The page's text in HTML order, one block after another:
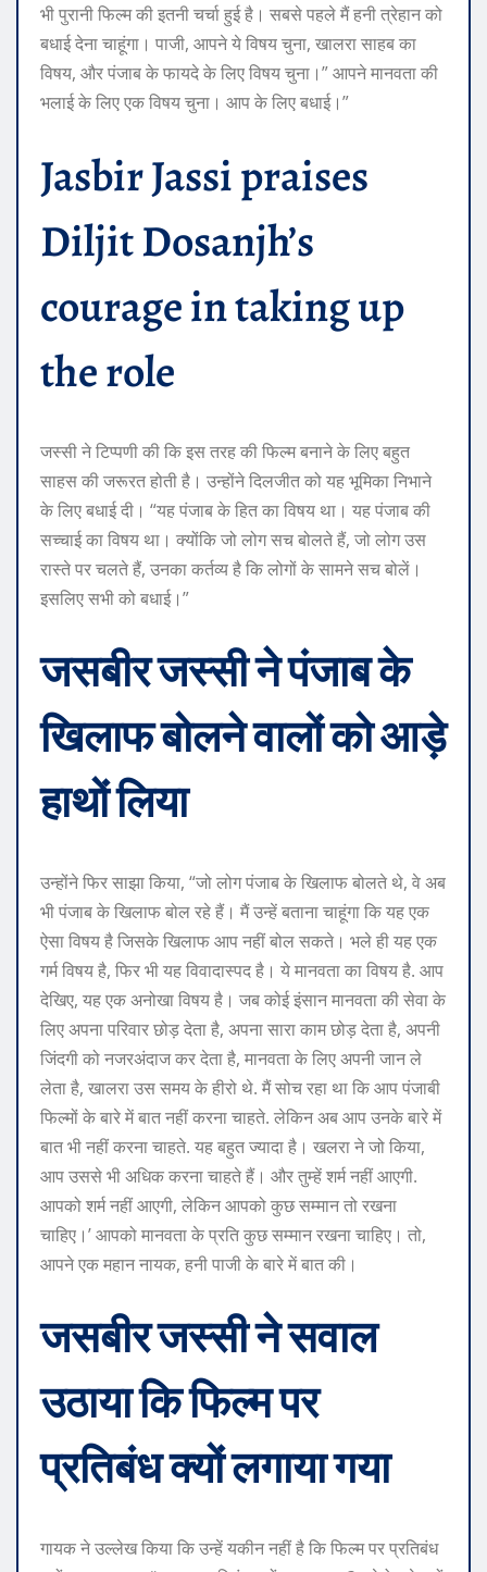
भी पुरानी फिल्म की इतनी चर्चा हुई है। सबसे पहले मैं हनी त्रेहान को
बधाई देना चाहूंगा। पाजी, आपने ये विषय चुना, खालरा साहब का
विषय, और पंजाब के फायदे के लिए विषय चुना।” आपने मानवता की
भलाई के लिए एक विषय चुना। आप के लिए बधाई।”
Jasbir Jassi praises
Diljit Dosanjh’s
courage in taking up
the role
जस्सी ने टिप्पणी की कि इस तरह की फिल्म बनाने के लिए बहुत
साहस की जरूरत होती है। उन्होंने दिलजीत को यह भूमिका निभाने
के लिए बधाई दी। “यह पंजाब के हित का विषय था। यह पंजाब की
सच्चाई का विषय था। क्योंकि जो लोग सच बोलते हैं, जो लोग उस
रास्ते पर चलते हैं, उनका कर्तव्य है कि लोगों के सामने सच बोलें।
इसलिए सभी को बधाई।”
जसबीर जस्सी ने पंजाब के
खिलाफ बोलने वालों को आड़े
हाथों लिया
उन्होंने फिर साझा किया, “जो लोग पंजाब के खिलाफ बोलते थे, वे अब
भी पंजाब के खिलाफ बोल रहे हैं। मैं उन्हें बताना चाहूंगा कि यह एक
ऐसा विषय है जिसके खिलाफ आप नहीं बोल सकते। भले ही यह एक
गर्म विषय है, फिर भी यह विवादास्पद है। ये मानवता का विषय है. आप
देखिए, यह एक अनोखा विषय है। जब कोई इंसान मानवता की सेवा के
लिए अपना परिवार छोड़ देता है, अपना सारा काम छोड़ देता है, अपनी
जिंदगी को नजरअंदाज कर देता है, मानवता के लिए अपनी जान ले
लेता है, खालरा उस समय के हीरो थे. मैं सोच रहा था कि आप पंजाबी
फिल्मों के बारे में बात नहीं करना चाहते. लेकिन अब आप उनके बारे में
बात भी नहीं करना चाहते. यह बहुत ज्यादा है। खलरा ने जो किया,
आप उससे भी अधिक करना चाहते हैं। और तुम्हें शर्म नहीं आएगी.
आपको शर्म नहीं आएगी, लेकिन आपको कुछ सम्मान तो रखना
चाहिए।’ आपको मानवता के प्रति कुछ सम्मान रखना चाहिए। तो,
आपने एक महान नायक, हनी पाजी के बारे में बात की।
जसबीर जस्सी ने सवाल
उठाया कि फिल्म पर
प्रतिबंध क्यों लगाया गया
गायक ने उल्लेख किया कि उन्हें यकीन नहीं है कि फिल्म पर प्रतिबंध